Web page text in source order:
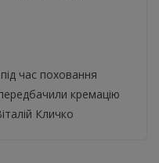
час поховання
кремацію
Кличко